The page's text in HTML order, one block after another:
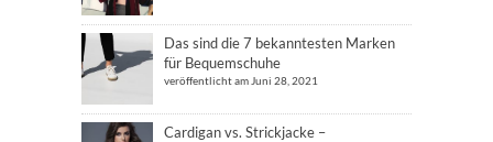
Das sind die 7 bekanntesten Marken
für Bequemschuhe
veröffentlicht am Juni 28, 2021
Cardigan vs. Strickjacke –